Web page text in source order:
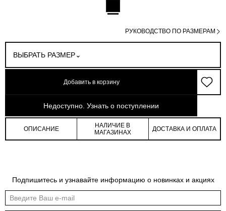
ВЫБРАТЬ РАЗМЕР
РУКОВОДСТВО ПО РАЗМЕРАМ
Добавить в корзину
Недоступно. Узнать о поступлении
арт: 4-14304_40095M-167
Обмеры изделия Таблица размеров
Индивидуальные обмеры изделия помогут более точно выбрать подходящий
размер
ОПИСАНИЕ
НАЛИЧИЕ В
МАГАЗИНАХ
ДОСТАВКА И ОПЛАТА
Подпишитесь и узнавайте информацию о новинках и акциях